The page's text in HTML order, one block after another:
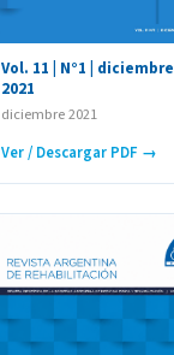
Vol. 11 | N°1 | diciembre
2021
diciembre 2021
Ver / Descargar PDF →